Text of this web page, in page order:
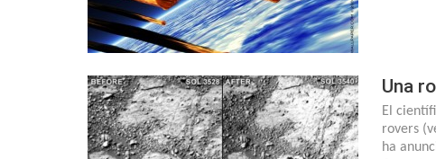
Una
El
rovers
ha